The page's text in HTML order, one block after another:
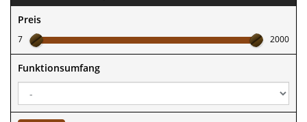
Preis
7 2000
Funktionsumfang